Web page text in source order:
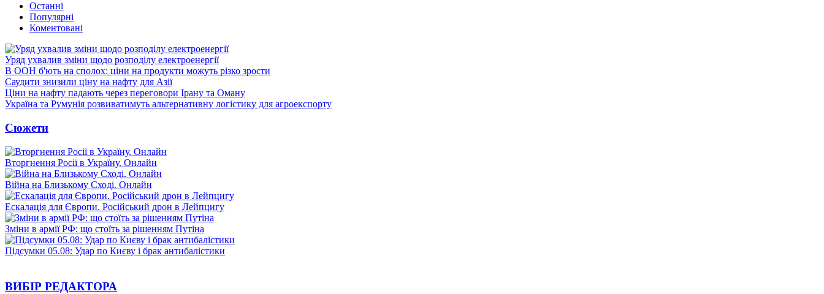
Останні
Популярні
Коментовані
Уряд ухвалив зміни щодо розподілу електроенергії
В ООН б'ють на сполох: ціни на продукти можуть різко зрости
Саудити знизили ціну на нафту для Азії
Ціни на нафту падають через переговори Ірану та Оману
Україна та Румунія розвиватимуть альтернативну логістику для агроекспорту
Сюжети
Вторгнення Росії в Україну. Онлайн
Війна на Близькому Сході. Онлайн
Ескалація для Європи. Російський дрон в Лейпцигу
Зміни в армії РФ: що стоїть за рішенням Путіна
Підсумки 05.08: Удар по Києву і брак антибалістики
ВИБІР РЕДАКТОРА